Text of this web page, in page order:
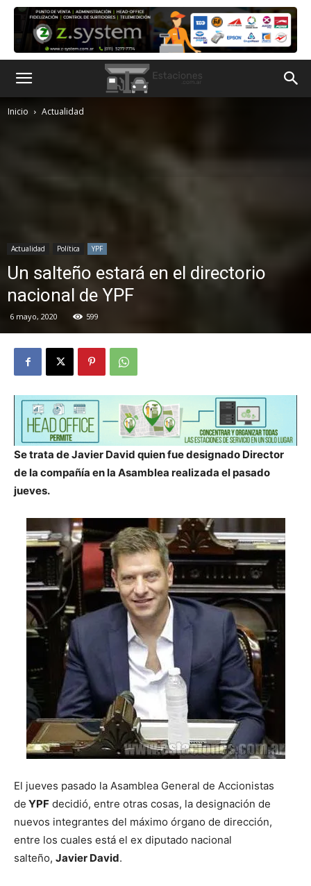
Inicio Actualidad
Actualidad Política YPF
Un salteño estará en el directorio
nacional de YPF
6 mayo, 2020 599
Se trata de Javier David quien fue designado Director
de la compañía en la Asamblea realizada el pasado
jueves.
El jueves pasado la Asamblea General de Accionistas
de YPF decidió, entre otras cosas, la designación de
nuevos integrantes del máximo órgano de dirección,
entre los cuales está el ex diputado nacional
salteño, Javier David.